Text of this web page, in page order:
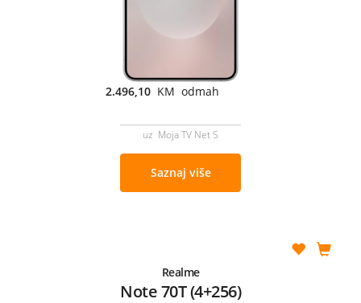
2.496,10 KM odmah
uz Moja TV Net S
Saznaj više
Realme
Note 70T (4+256)